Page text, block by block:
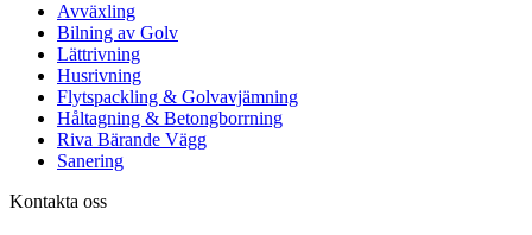
Avväxling
Bilning av Golv
Lättrivning
Husrivning
Flytspackling & Golvavjämning
Håltagning & Betongborrning
Riva Bärande Vägg
Sanering
Kontakta oss